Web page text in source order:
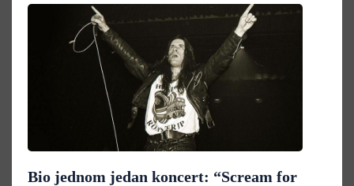
Bio jednom jedan koncert: “Scream for